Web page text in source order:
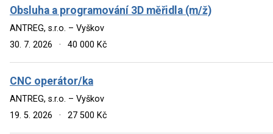
Obsluha a programování 3D měřidla (m/ž)
ANTREG, s.r.o. – Vyškov
30. 7. 2026
· 40 000 Kč
CNC operátor/ka
ANTREG, s.r.o. – Vyškov
19. 5. 2026
· 27 500 Kč